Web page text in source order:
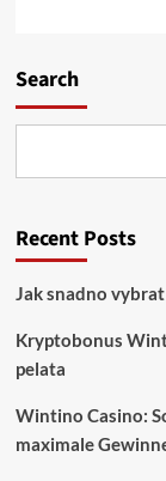
Search
Recent Posts
Jak snadno
Kryptobonus
pelata
Wintino Casino:
maximale